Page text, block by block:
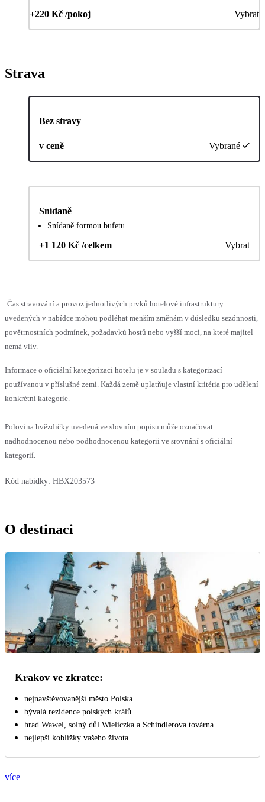
+220 Kč /pokoj Vybrat
Strava
Bez stravy
v ceně Vybrané
Snídaně
Snídaně formou bufetu.
+1 120 Kč /celkem Vybrat
Čas stravování a provoz jednotlivých prvků hotelové infrastruktury
uvedených v nabídce mohou podléhat menším změnám v důsledku sezónnosti,
povětrnostních podmínek, požadavků hostů nebo vyšší moci, na které majitel
nemá vliv.
Informace o oficiální kategorizaci hotelu je v souladu s kategorizací
používanou v příslušné zemi. Každá země uplatňuje vlastní kritéria pro udělení
konkrétní kategorie.
Polovina hvězdičky uvedená ve slovním popisu může označovat
nadhodnocenou nebo podhodnocenou kategorii ve srovnání s oficiální
kategorií.
Kód nabídky: HBX203573
O destinaci
Krakov ve zkratce:
nejnavštěvovanější město Polska
bývalá rezidence polských králů
hrad Wawel, solný důl Wieliczka a Schindlerova továrna
nejlepší koblížky vašeho života
více